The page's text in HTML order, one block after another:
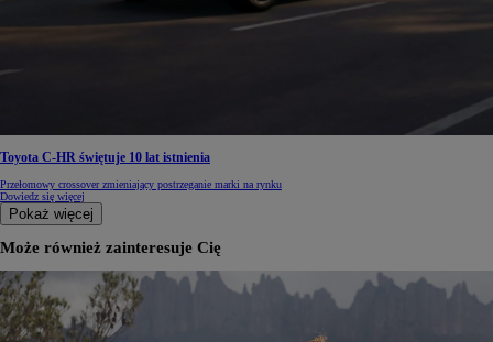
Toyota C-HR świętuje 10 lat istnienia
Przełomowy crossover zmieniający postrzeganie marki na rynku
Dowiedz się więcej
Pokaż więcej
Może również zainteresuje Cię